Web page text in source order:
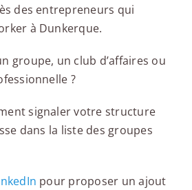
des entrepreneurs qui
à Dunkerque.
groupe, un club d’affaires ou
?
signaler votre structure
dans la liste des groupes
pour proposer un ajout